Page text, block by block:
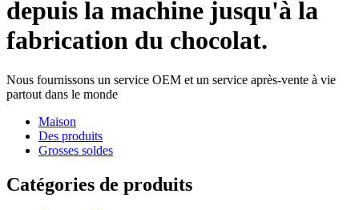
depuis la machine jusqu'à la
fabrication du chocolat.
Nous fournissons un service OEM et un service après-vente à vie
partout dans le monde
Maison
Des produits
Grosses soldes
Catégories de produits